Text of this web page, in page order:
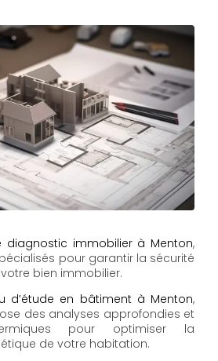
diagnostic immobilier à Menton,
pour garantir la sécurité
bien immobilier.
d’étude en bâtiment à Menton,
des analyses approfondies et
pour optimiser la
de votre habitation.